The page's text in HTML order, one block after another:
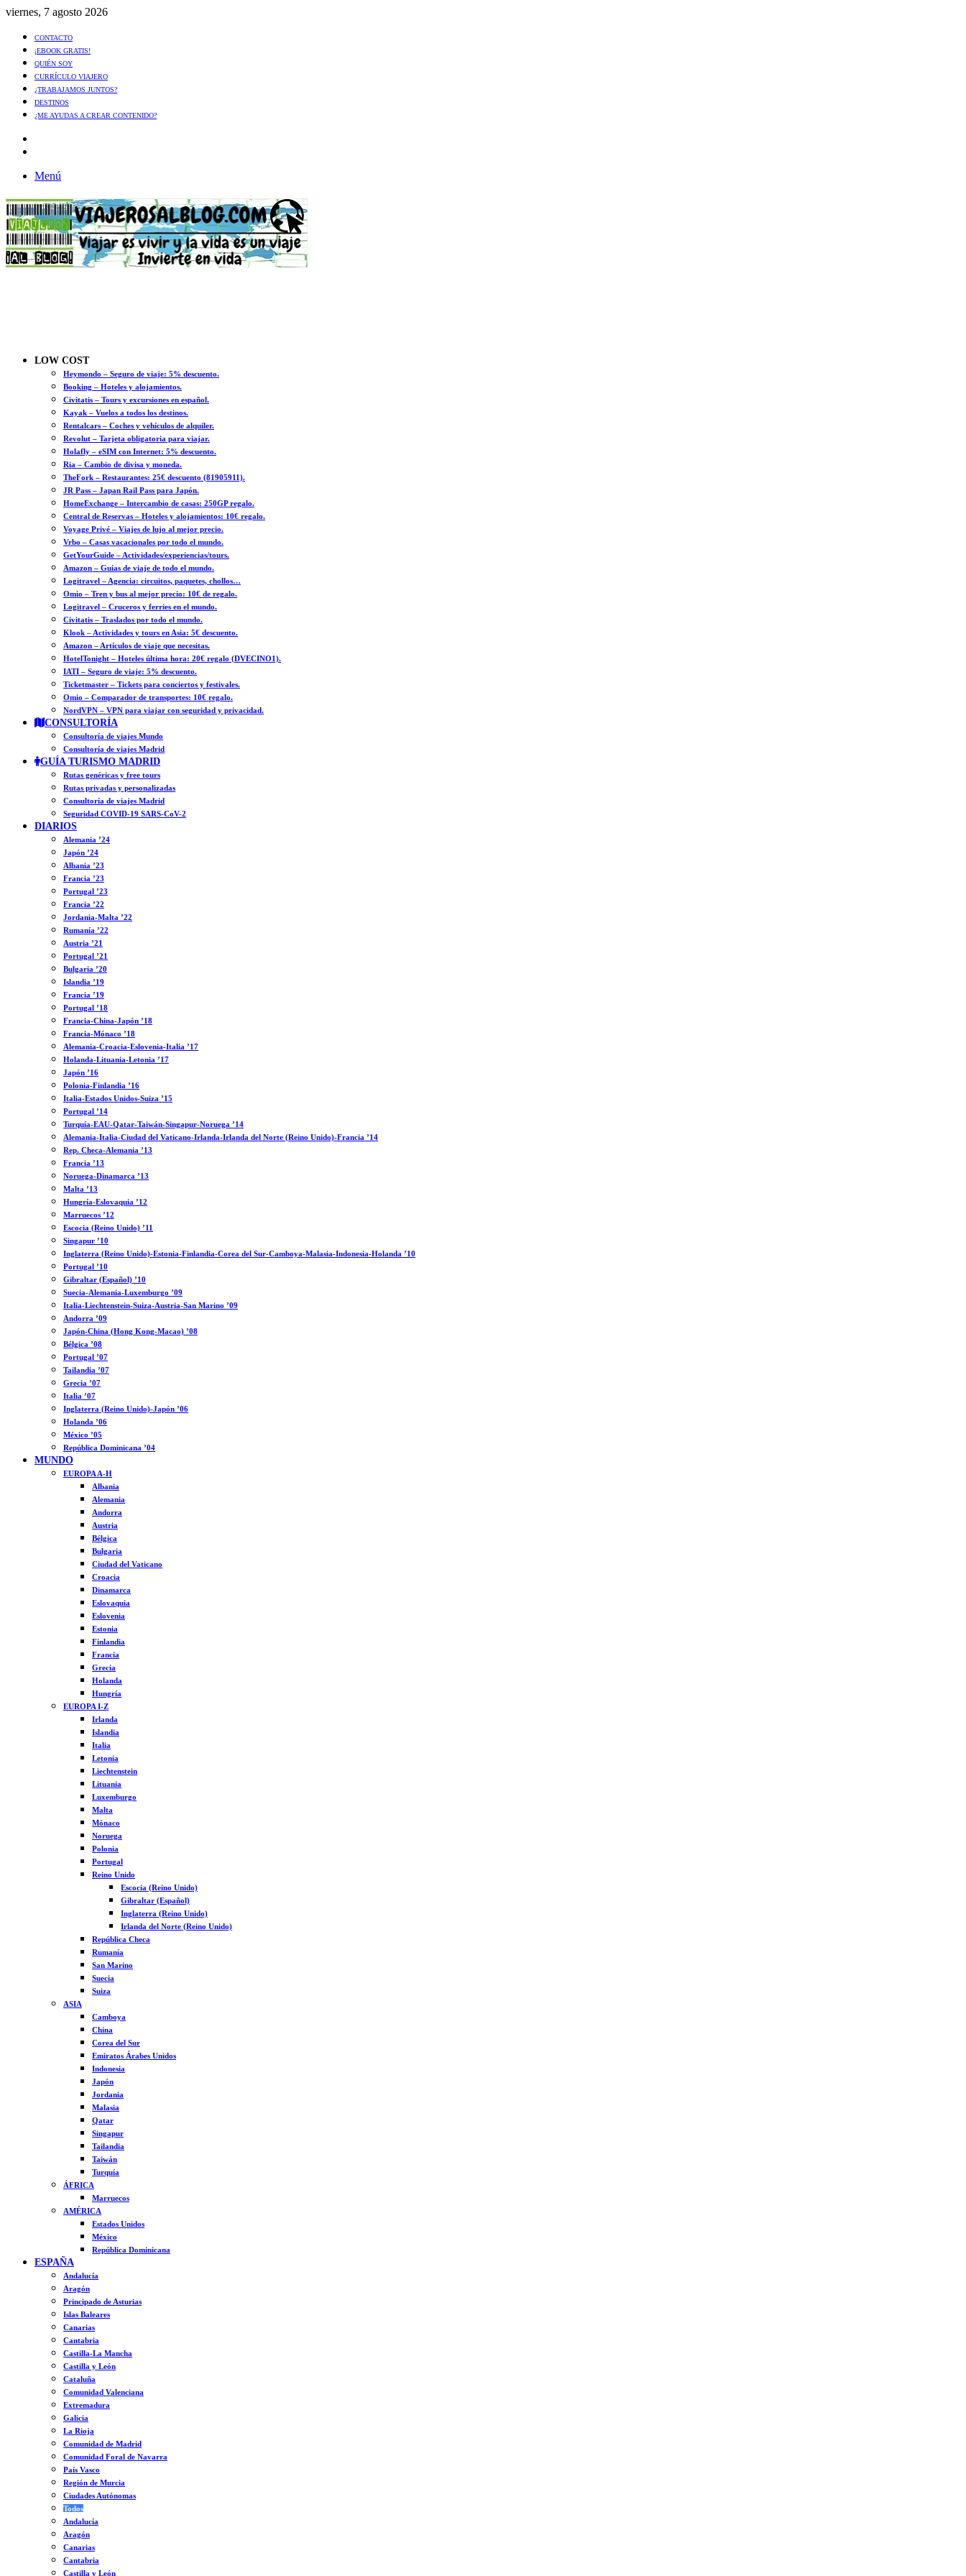
viernes, 7 agosto 2026
CONTACTO
¡EBOOK GRATIS!
QUIÉN SOY
CURRÍCULO VIAJERO
¿TRABAJAMOS JUNTOS?
DESTINOS
¿ME AYUDAS A CREAR CONTENIDO?
Menú
LOW COST
Heymondo – Seguro de viaje: 5% descuento.
Booking – Hoteles y alojamientos.
Civitatis – Tours y excursiones en español.
Kayak – Vuelos a todos los destinos.
Rentalcars – Coches y vehículos de alquiler.
Revolut – Tarjeta obligatoria para viajar.
Holafly – eSIM con Internet: 5% descuento.
Ria – Cambio de divisa y moneda.
TheFork – Restaurantes: 25€ descuento (81905911).
JR Pass – Japan Rail Pass para Japón.
HomeExchange – Intercambio de casas: 250GP regalo.
Central de Reservas – Hoteles y alojamientos: 10€ regalo.
Voyage Privé – Viajes de lujo al mejor precio.
Vrbo – Casas vacacionales por todo el mundo.
GetYourGuide – Actividades/experiencias/tours.
Amazon – Guías de viaje de todo el mundo.
Logitravel – Agencia: circuitos, paquetes, chollos…
Omio – Tren y bus al mejor precio: 10€ de regalo.
Logitravel – Cruceros y ferries en el mundo.
Civitatis – Traslados por todo el mundo.
Klook – Actividades y tours en Asia: 5€ descuento.
Amazon – Artículos de viaje que necesitas.
HotelTonight – Hoteles última hora: 20€ regalo (DVECINO1).
IATI – Seguro de viaje: 5% descuento.
Ticketmaster – Tickets para conciertos y festivales.
Omio – Comparador de transportes: 10€ regalo.
NordVPN – VPN para viajar con seguridad y privacidad.
CONSULTORÍA
Consultoría de viajes Mundo
Consultoría de viajes Madrid
GUÍA TURISMO MADRID
Rutas genéricas y free tours
Rutas privadas y personalizadas
Consultoría de viajes Madrid
Seguridad COVID-19 SARS-CoV-2
DIARIOS
Alemania ’24
Japón ’24
Albania ’23
Francia ’23
Portugal ’23
Francia ’22
Jordania-Malta ’22
Rumanía ’22
Austria ’21
Portugal ’21
Bulgaria ’20
Islandia ’19
Francia ’19
Portugal ’18
Francia-China-Japón ’18
Francia-Mónaco ’18
Alemania-Croacia-Eslovenia-Italia ’17
Holanda-Lituania-Letonia ’17
Japón ’16
Polonia-Finlandia ’16
Italia-Estados Unidos-Suiza ’15
Portugal ’14
Turquía-EAU-Qatar-Taiwán-Singapur-Noruega ’14
Alemania-Italia-Ciudad del Vaticano-Irlanda-Irlanda del Norte (Reino Unido)-Francia ’14
Rep. Checa-Alemania ’13
Francia ’13
Noruega-Dinamarca ’13
Malta ’13
Hungría-Eslovaquia ’12
Marruecos ’12
Escocia (Reino Unido) ’11
Singapur ’10
Inglaterra (Reino Unido)-Estonia-Finlandia-Corea del Sur-Camboya-Malasia-Indonesia-Holanda ’10
Portugal ’10
Gibraltar (Español) ’10
Suecia-Alemania-Luxemburgo ’09
Italia-Liechtenstein-Suiza-Austria-San Marino ’09
Andorra ’09
Japón-China (Hong Kong-Macao) ’08
Bélgica ’08
Portugal ’07
Tailandia ’07
Grecia ’07
Italia ’07
Inglaterra (Reino Unido)-Japón ’06
Holanda ’06
México ’05
República Dominicana ’04
MUNDO
EUROPA A-H
Albania
Alemania
Andorra
Austria
Bélgica
Bulgaria
Ciudad del Vaticano
Croacia
Dinamarca
Eslovaquia
Eslovenia
Estonia
Finlandia
Francia
Grecia
Holanda
Hungría
EUROPA I-Z
Irlanda
Islandia
Italia
Letonia
Liechtenstein
Lituania
Luxemburgo
Malta
Mónaco
Noruega
Polonia
Portugal
Reino Unido
Escocia (Reino Unido)
Gibraltar (Español)
Inglaterra (Reino Unido)
Irlanda del Norte (Reino Unido)
República Checa
Rumanía
San Marino
Suecia
Suiza
ASIA
Camboya
China
Corea del Sur
Emiratos Árabes Unidos
Indonesia
Japón
Jordania
Malasia
Qatar
Singapur
Tailandia
Taiwán
Turquía
ÁFRICA
Marruecos
AMÉRICA
Estados Unidos
México
República Dominicana
ESPAÑA
Andalucía
Aragón
Principado de Asturias
Islas Baleares
Canarias
Cantabria
Castilla-La Mancha
Castilla y León
Cataluña
Comunidad Valenciana
Extremadura
Galicia
La Rioja
Comunidad de Madrid
Comunidad Foral de Navarra
País Vasco
Región de Murcia
Ciudades Autónomas
Todos
Andalucía
Aragón
Canarias
Cantabria
Castilla y León